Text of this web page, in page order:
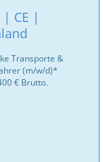
CE |
Transporte &
(m/w/d)*
€ Brutto.